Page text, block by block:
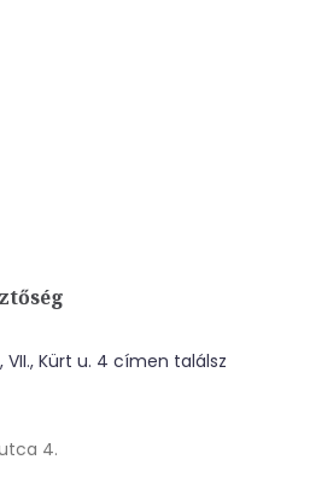
Kürt u. 4 címen találsz
4.